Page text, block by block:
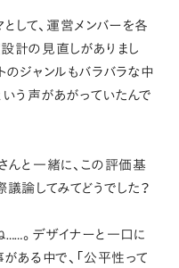
して、運営メンバーを各
計の見直しがありまし
のジャンルもバラバラな中
う声があがっていたんで
んと一緒に、この評価基
論してみてどうでした？
……。デザイナーと一口に
ある中で、「公平性って